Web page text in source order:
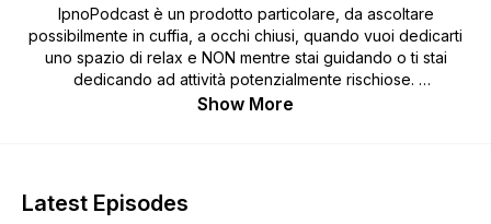
IpnoPodcast è un prodotto particolare, da ascoltare
possibilmente in cuffia, a occhi chiusi, quando vuoi dedicarti
uno spazio di relax e NON mentre stai guidando o ti stai
dedicando ad attività potenzialmente rischiose.
all'amplificazione delle tue risorse personali.
Show More
Latest Episodes